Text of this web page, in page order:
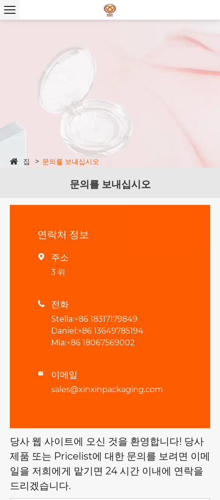
집 문의를 보내십시오
문의를 보내십시오
연락처 정보
 주소
3 위
 전화
Stella:+86 18317179849
Daniel:+86 13649785194
Mia:+86 18067569002
 이메일
sales@xinxinpackaging.com
당사 웹 사이트에 오신 것을 환영합니다! 당사
제품 또는 Pricelist에 대한 문의를 보려면 이메
일을 저희에게 맡기면 24 시간 이내에 연락을
드리겠습니다.